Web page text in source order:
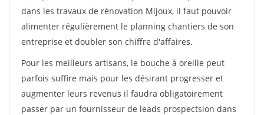
dans les travaux de rénovation Mijoux, il faut pouvoir
alimenter régulièrement le planning chantiers de son
entreprise et doubler son chiffre d'affaires.
Pour les meilleurs artisans, le bouche à oreille peut
parfois suffire mais pour les désirant progresser et
augmenter leurs revenus il faudra obligatoirement
passer par un fournisseur de leads prospectsion dans